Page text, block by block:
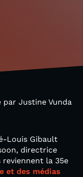
Justine Vunda
Louis Gibault
directrice
reviennent la 35e
et des médias